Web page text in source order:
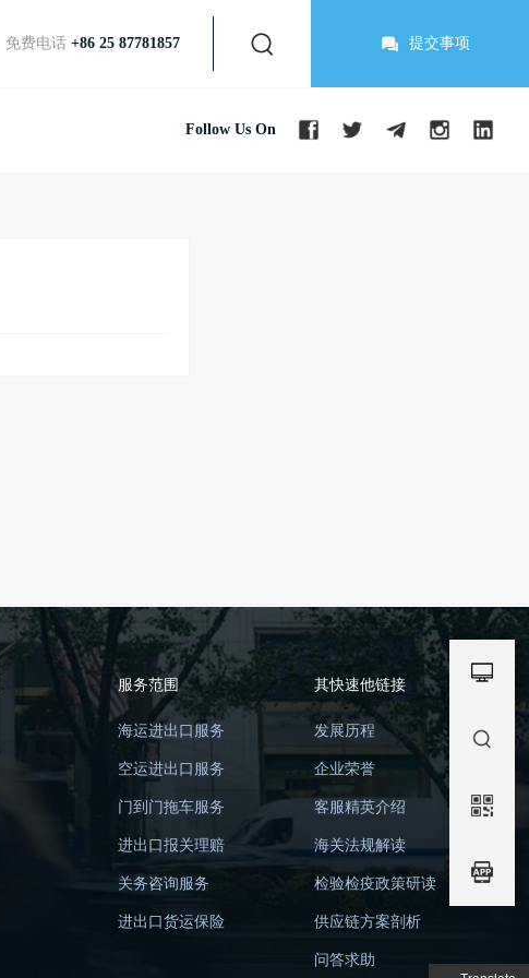
免费电话 +86 25 87781857 提交事项
Follow Us On
服务范围
海运进出口服务
空运进出口服务
门到门拖车服务
进出口报关理赔
关务咨询服务
进出口货运保险
其快速他链接
发展历程
企业荣誉
客服精英介绍
海关法规解读
检验检疫政策研读
供应链方案剖析
问答求助